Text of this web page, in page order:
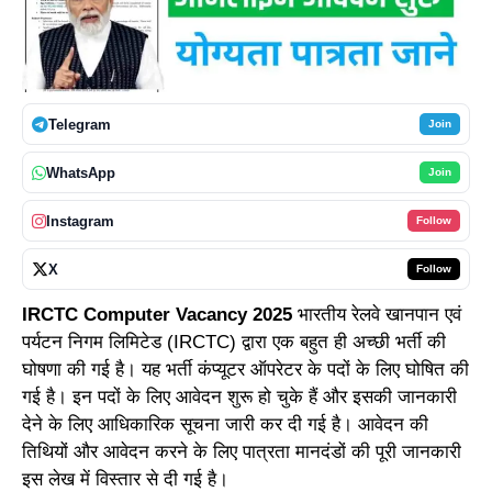
Telegram Join
WhatsApp Join
Instagram Follow
X Follow
IRCTC Computer Vacancy 2025 भारतीय रेलवे खानपान एवं
पर्यटन निगम लिमिटेड (IRCTC) द्वारा एक बहुत ही अच्छी भर्ती की
घोषणा की गई है। यह भर्ती कंप्यूटर ऑपरेटर के पदों के लिए घोषित की
गई है। इन पदों के लिए आवेदन शुरू हो चुके हैं और इसकी जानकारी
देने के लिए आधिकारिक सूचना जारी कर दी गई है। आवेदन की
तिथियों और आवेदन करने के लिए पात्रता मानदंडों की पूरी जानकारी
इस लेख में विस्तार से दी गई है।